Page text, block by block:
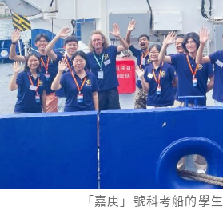
「嘉庚」號科考船的學